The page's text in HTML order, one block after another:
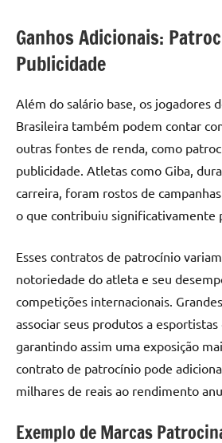
Ganhos Adicionais:
Publicidade
Além do salário base, os jogadores
Brasileira também podem contar
outras fontes de renda, como
publicidade. Atletas como Giba,
carreira, foram rostos de
o que contribuiu significativamente
Esses contratos de patrocínio
notoriedade do atleta e seu
competições internacionais.
associar seus produtos a esportistas
garantindo assim uma exposição
contrato de patrocínio pode
milhares de reais ao rendimento
Exemplo de Marcas